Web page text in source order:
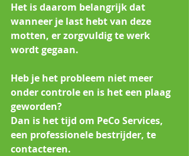
Het is daarom belangrijk dat
wanneer je last hebt van deze
motten, er zorgvuldig te werk
wordt gegaan.
Heb je het probleem niet meer
onder controle en is het een plaag
geworden?
Dan is het tijd om PeCo Services,
een professionele bestrijder, te
contacteren.